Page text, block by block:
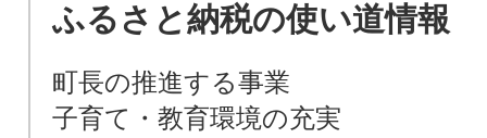
ふるさと納税の使い道情報
町長の推進する事業
子育て・教育環境の充実